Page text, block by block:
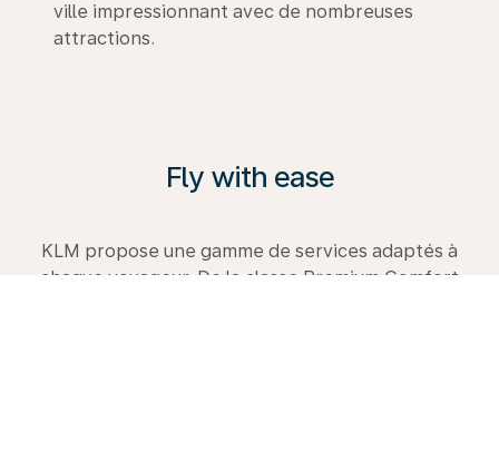
ville impressionnant avec de nombreuses
attractions.
Fly with ease
KLM propose une gamme de services adaptés à
chaque voyageur. De la classe Premium Comfort